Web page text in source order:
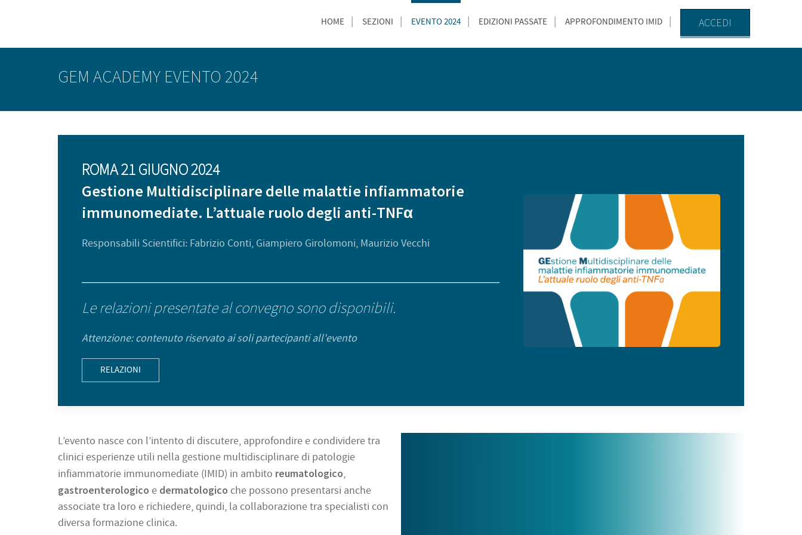
HOME SEZIONI EVENTO 2024 EDIZIONI PASSATE APPROFONDIMENTO IMID ACCEDI
GEM ACADEMY EVENTO 2024
ROMA 21 GIUGNO 2024
Gestione Multidisciplinare delle malattie infiammatorie
immunomediate. L’attuale ruolo degli anti-TNFα
Responsabili Scientifici: Fabrizio Conti, Giampiero Girolomoni, Maurizio Vecchi
Le relazioni presentate al convegno sono disponibili.
Attenzione: contenuto riservato ai soli partecipanti all'evento
RELAZIONI
L’evento nasce con l’intento di discutere, approfondire e condividere tra
clinici esperienze utili nella gestione multidisciplinare di patologie
infiammatorie immunomediate (IMID) in ambito reumatologico,
gastroenterologico e dermatologico che possono presentarsi anche
associate tra loro e richiedere, quindi, la collaborazione tra specialisti con
diversa formazione clinica.